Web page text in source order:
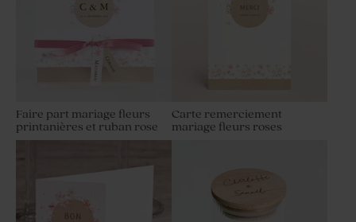
Faire part mariage fleurs
printanières et ruban rose
Carte remerciement
mariage fleurs roses